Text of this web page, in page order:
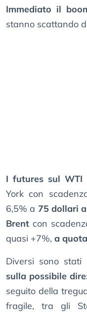
Immediato il
stanno scattando
I futures sul WTI
York con
6,5% a 75 dollari
Brent con
quasi +7%, a
Diversi sono stati
sulla possibile
seguito della
fragile, tra gli